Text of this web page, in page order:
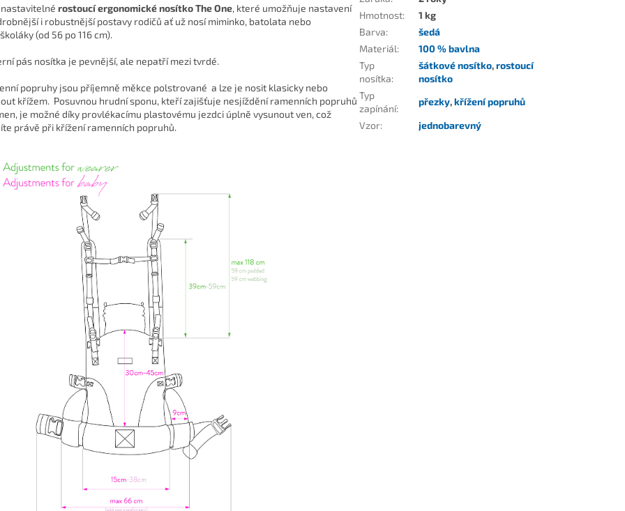
rostoucí ergonomické nosítko The One, které umožňuje nastavení
i robustnější postavy rodičů ať už nosí miminko, batolata nebo
(od 56 po 116 cm).
pás nosítka je pevnější, ale nepatří mezi tvrdé.
popruhy jsou příjemně měkce polstrované a lze je nosit klasicky nebo
křížem. Posuvnou hrudní sponu, kteří zajišťuje nesjíždění ramenních popruhů
je možné díky provlékacímu plastovému jezdci úplně vysunout ven, což
právě při křížení ramenních popruhů.
Hmotnost:
1 kg
Barva:
šedá
Materiál:
100 % bavlna
Typ
nosítka:
šátkové nosítko,rostoucí
nosítko
Typ
zapínání:
přezky,křížení popruhů
Vzor: jednobarevný